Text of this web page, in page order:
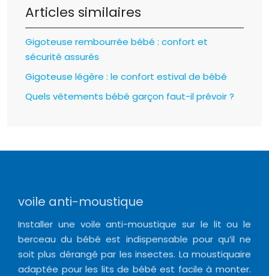
Articles similaires
Gigoteuse rembourrée bébé : confort et
sécurité assurés
Gigoteuse légère : le confort estival de bébé
Quels vêtements bébé garçon faut-il prévoir ?
voile anti-moustique
Installer une voile anti-moustique sur le lit ou le
berceau du bébé est indispensable pour qu’il ne
soit plus dérangé par les insectes. La moustiquaire
adaptée pour les lits de bébé est facile à monter.